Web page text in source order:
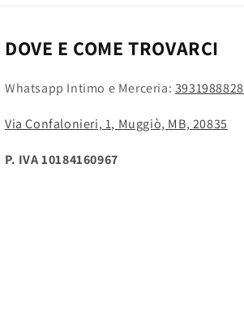
DOVE E COME TROVARCI
Whatsapp Intimo e Merceria: 3931988828
Via Confalonieri, 1, Muggiò, MB, 20835
P. IVA 10184160967